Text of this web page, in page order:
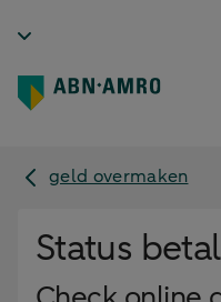
geld overmaken
Status